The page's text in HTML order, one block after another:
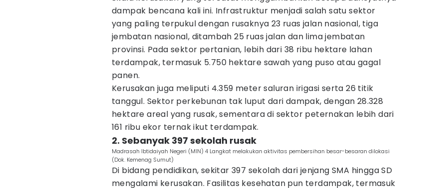
dampak bencana kali ini. Infrastruktur menjadi salah satu sektor
yang paling terpukul dengan rusaknya 23 ruas jalan nasional, tiga
jembatan nasional, ditambah 25 ruas jalan dan lima jembatan
provinsi. Pada sektor pertanian, lebih dari 38 ribu hektare lahan
terdampak, termasuk 5.750 hektare sawah yang puso atau gagal
panen.
Kerusakan juga meliputi 4.359 meter saluran irigasi serta 26 titik
tanggul. Sektor perkebunan tak luput dari dampak, dengan 28.328
hektare areal yang rusak, sementara di sektor peternakan lebih dari
161 ribu ekor ternak ikut terdampak.
2. Sebanyak 397 sekolah rusak
Madrasah Ibtidaiyah Negeri (MIN) 4 Langkat melakukan aktivitas pembersihan besar-besaran dilokasi
(Dok. Kemenag Sumut)
‎‎Di bidang pendidikan, sekitar 397 sekolah dari jenjang SMA hingga SD
mengalami kerusakan. Fasilitas kesehatan pun terdampak, termasuk